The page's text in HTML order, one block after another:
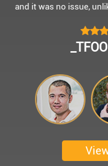
5성급 신식 몽쉐리 크루
멀미가 있으신 부모님
석으로 배치해
킹은 부모님께 멋진
어머니 환갑을 기념하
꽃다발과 맛있는 케잌
셨어요. 어머니께서 큰
추억을 만들어 주신
Culbert께